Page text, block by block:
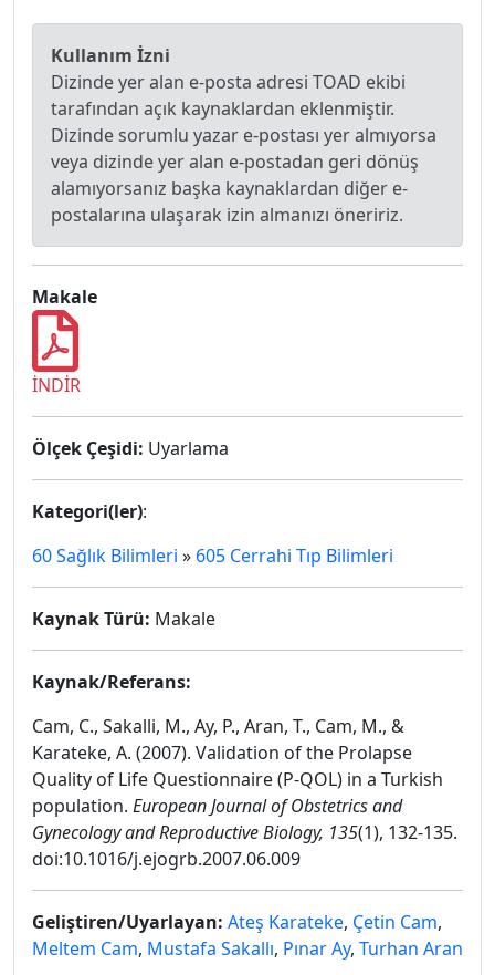
Kullanım İzni
Dizinde yer alan e-posta adresi TOAD ekibi
tarafından açık kaynaklardan eklenmiştir.
Dizinde sorumlu yazar e-postası yer almıyorsa
veya dizinde yer alan e-postadan geri dönüş
alamıyorsanız başka kaynaklardan diğer e-
postalarına ulaşarak izin almanızı öneririz.
Makale
İNDİR
Ölçek Çeşidi: Uyarlama
Kategori(ler):
60 Sağlık Bilimleri » 605 Cerrahi Tıp Bilimleri
Kaynak Türü: Makale
Kaynak/Referans:
Cam, C., Sakalli, M., Ay, P., Aran, T., Cam, M., &
Karateke, A. (2007). Validation of the Prolapse
Quality of Life Questionnaire (P-QOL) in a Turkish
population. European Journal of Obstetrics and
Gynecology and Reproductive Biology, 135(1), 132-135.
doi:10.1016/j.ejogrb.2007.06.009
Geliştiren/Uyarlayan: Ateş Karateke, Çetin Cam,
Meltem Cam, Mustafa Sakallı, Pınar Ay, Turhan Aran